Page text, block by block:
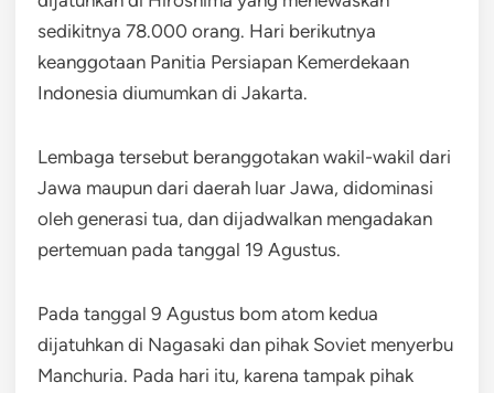
sedikitnya 78.000 orang. Hari berikutnya
keanggotaan Panitia Persiapan Kemerdekaan
Indonesia diumumkan di Jakarta.
Lembaga tersebut beranggotakan wakil-wakil dari
Jawa maupun dari daerah luar Jawa, didominasi
oleh generasi tua, dan dijadwalkan mengadakan
pertemuan pada tanggal 19 Agustus.
Pada tanggal 9 Agustus bom atom kedua
dijatuhkan di Nagasaki dan pihak Soviet menyerbu
Manchuria. Pada hari itu, karena tampak pihak